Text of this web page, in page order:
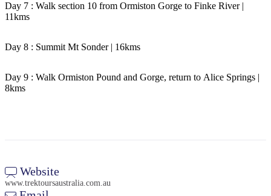
Day 7 : Walk section 10 from Ormiston Gorge to Finke River |
11kms
Day 8 : Summit Mt Sonder | 16kms
Day 9 : Walk Ormiston Pound and Gorge, return to Alice Springs |
8kms
Website
www.trektoursaustralia.com.au